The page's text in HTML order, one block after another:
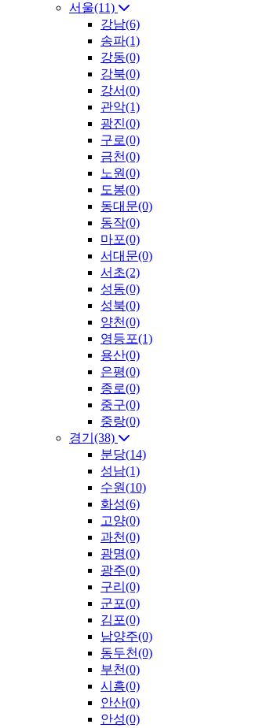
서울(11)
강남(6)
송파(1)
강동(0)
강북(0)
강서(0)
관악(1)
광진(0)
구로(0)
금천(0)
노원(0)
도봉(0)
동대문(0)
동작(0)
마포(0)
서대문(0)
서초(2)
성동(0)
성북(0)
양천(0)
영등포(1)
용산(0)
은평(0)
종로(0)
중구(0)
중랑(0)
경기(38)
분당(14)
성남(1)
수원(10)
화성(6)
고양(0)
과천(0)
광명(0)
광주(0)
구리(0)
군포(0)
김포(0)
남양주(0)
동두천(0)
부천(0)
시흥(0)
안산(0)
안성(0)